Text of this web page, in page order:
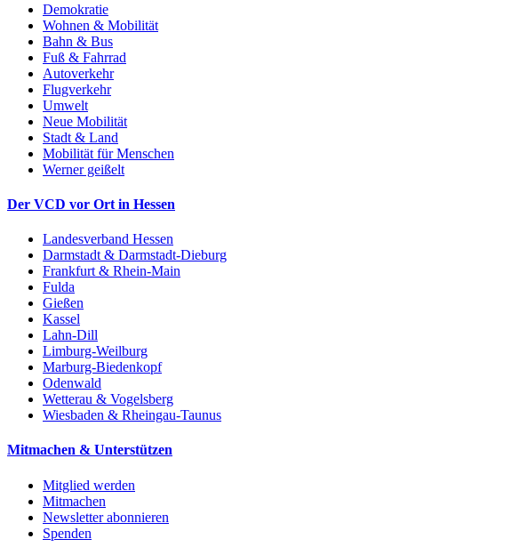
Demokratie
Wohnen & Mobilität
Bahn & Bus
Fuß & Fahrrad
Autoverkehr
Flugverkehr
Umwelt
Neue Mobilität
Stadt & Land
Mobilität für Menschen
Werner geißelt
Der VCD vor Ort in Hessen
Landesverband Hessen
Darmstadt & Darmstadt-Dieburg
Frankfurt & Rhein-Main
Fulda
Gießen
Kassel
Lahn-Dill
Limburg-Weilburg
Marburg-Biedenkopf
Odenwald
Wetterau & Vogelsberg
Wiesbaden & Rheingau-Taunus
Mitmachen & Unterstützen
Mitglied werden
Mitmachen
Newsletter abonnieren
Spenden